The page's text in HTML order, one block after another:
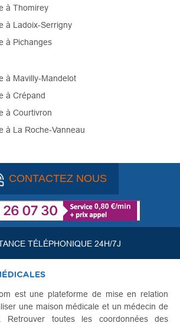
à Thomirey
à Ladoix-Serrigny
à Pichanges
à Mavilly-Mandelot
à Crépand
à Courtivron
à La Roche-Vanneau
CONTACTEZ NOUS
TÉLÉPHONIQUE 24H/7J
est une plateforme de mise en relation
une maison médicale et un médecin de
Retrouver toutes les coordonnées des